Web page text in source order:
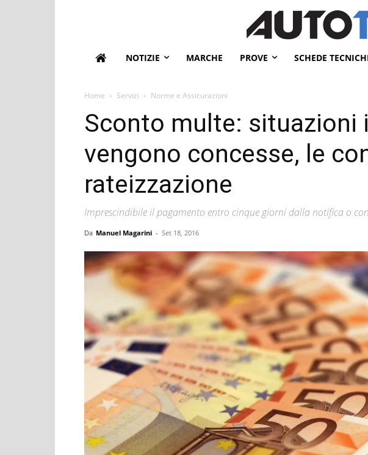
NOTIZIE MARCHE PROVE SCHEDE
Home Servizi Norme e Assicurazioni
Sconto multe: situazioni
vengono concesse, le
rateizzazione
Imprescindibile il pagamento entro cinque giorni dalla notifica o
Da Manuel Magarini - Set 18, 2016